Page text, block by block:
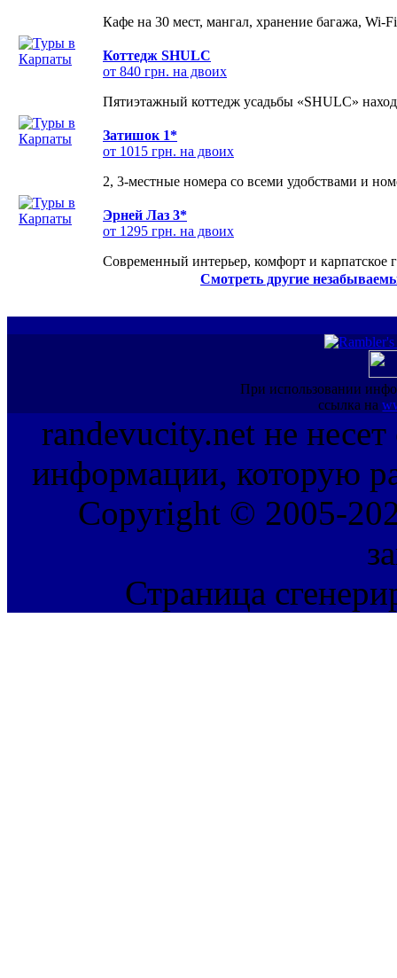
Кафе на 30 мест, мангал, хранение багажа, Wi-
Коттедж SHULC
от 840 грн. на двоих
Пятиэтажный коттедж усадьбы «SHULC»
Затишок 1*
от 1015 грн. на двоих
2, 3-местные номера со всеми удобствами и
Эрней Лаз 3*
от 1295 грн. на двоих
Современный интерьер, комфорт и карпатское
Смотреть другие
При использовании
ссылка на
randevucity.net не несет
информации, которую
Copyright © 2005-
Страница